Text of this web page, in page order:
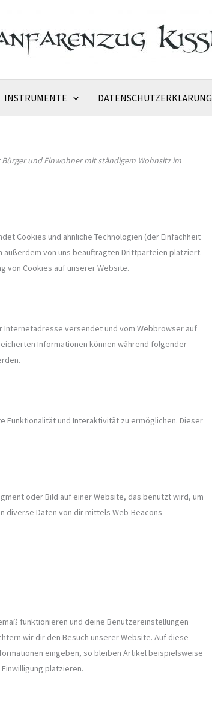
INSTRUMENTE DATENSCHUTZERKLÄRUNG
und Einwohner mit ständigem Wohnsitz im
Cookies und ähnliche Technologien (der Einfachheit
von uns beauftragten Drittparteien platziert.
von Cookies auf unserer Website.
Internetadresse versendet und vom Webbrowser auf
Informationen können während folgender
Funktionalität und Interaktivität zu ermöglichen. Dieser
oder Bild auf einer Website, das benutzt wird, um
diverse Daten von dir mittels Web-Beacons
funktionieren und deine Benutzereinstellungen
wir dir den Besuch unserer Website. Auf diese
eingeben, so bleiben Artikel beispielsweise
platzieren.